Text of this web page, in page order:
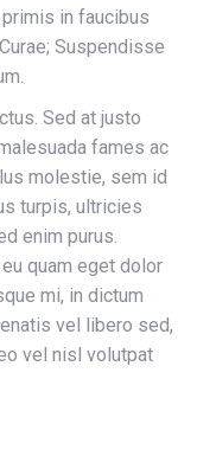
in faucibus
Suspendisse
Sed at justo
fames ac
molestie, sem id
turpis, ultricies
enim purus.
quam eget dolor
mi, in dictum
vel libero sed,
vel nisl volutpat